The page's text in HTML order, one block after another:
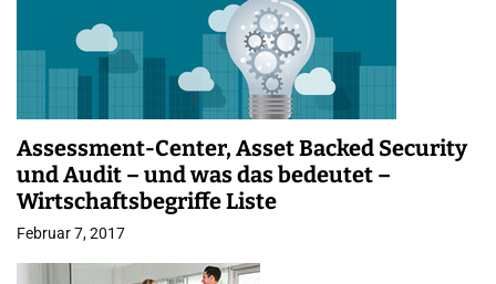
Assessment-Center, Asset Backed Security
und Audit – und was das bedeutet –
Wirtschaftsbegriffe Liste
Februar 7, 2017